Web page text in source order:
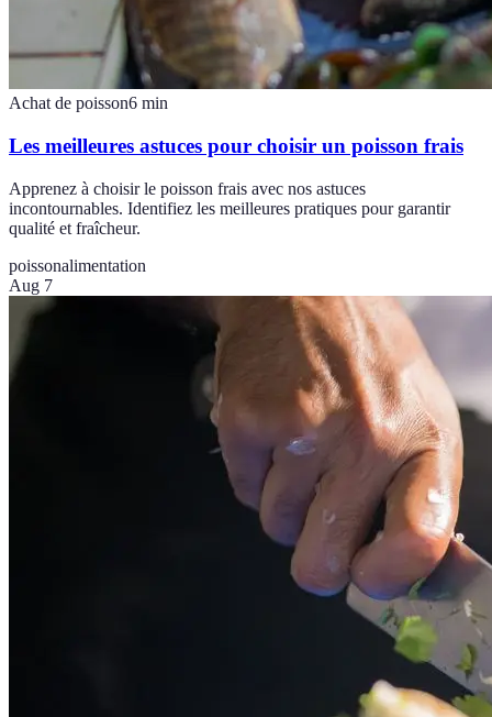
Achat de poisson6 min
Les meilleures astuces pour choisir un poisson frais
Apprenez à choisir le poisson frais avec nos astuces
incontournables. Identifiez les meilleures pratiques pour garantir
qualité et fraîcheur.
poissonalimentation
Aug 7